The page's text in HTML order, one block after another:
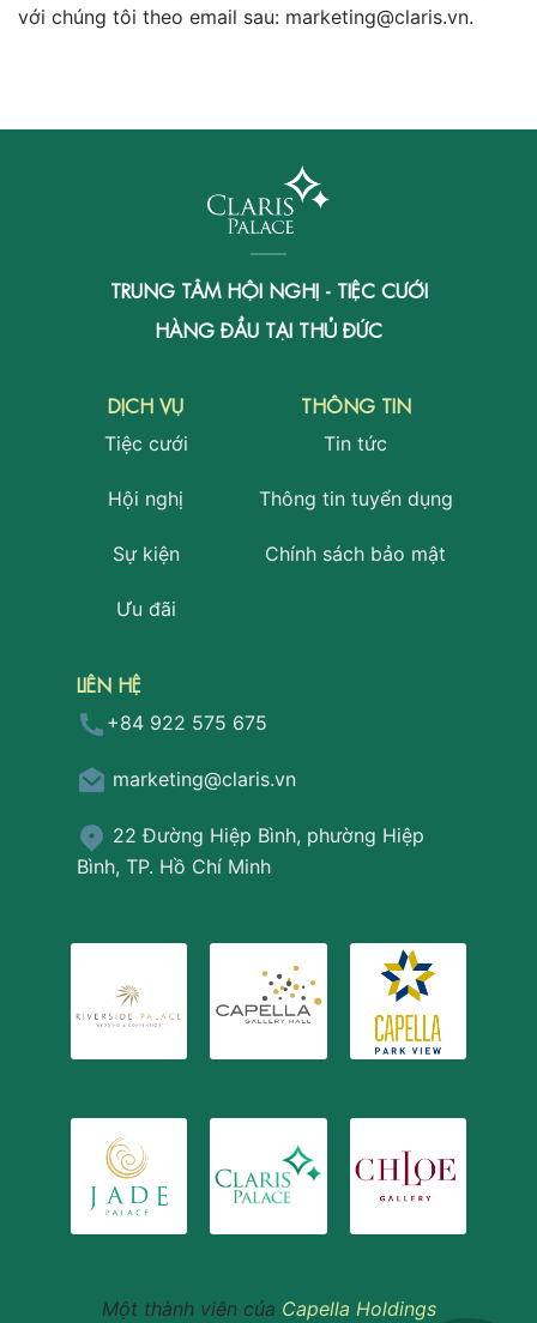
với chúng tôi theo email sau: marketing@claris.vn.
TRUNG TÂM HỘI NGHỊ - TIỆC CƯỚI
HÀNG ĐẦU TẠI THỦ ĐỨC
DỊCH VỤ
Tiệc cưới
Hội nghị
Sự kiện
Ưu đãi
THÔNG TIN
Tin tức
Thông tin tuyển dụng
Chính sách bảo mật
LIÊN HỆ
+84 922 575 675
marketing@claris.vn
22 Đường Hiệp Bình, phường Hiệp
Bình, TP. Hồ Chí Minh
Một thành viên của Capella Holdings